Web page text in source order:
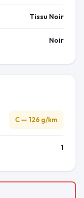
Tissu Noir
Noir
C — 126 g/km
1